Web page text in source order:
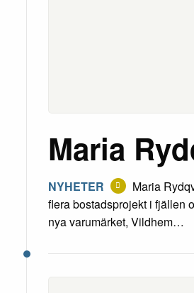
Maria
NYHETER
Maria
flera bostadsprojekt i fjällen
nya varumärket, Vildhem…